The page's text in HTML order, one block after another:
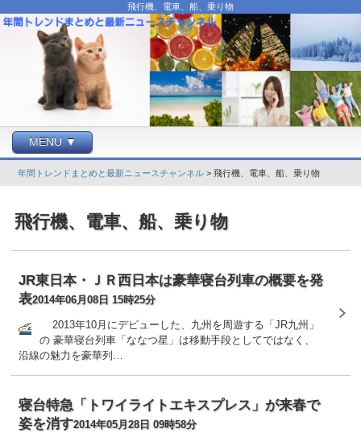
飛行機、電車、船、乗り物
MENU ▼
年間トレンドまとめと最新ニュースチャンネル > 飛行機、電車、船、乗り物
飛行機、電車、船、乗り物
JR東日本・ＪＲ西日本は豪華寝台列車の概要を発
表2014年06月08日 15時25分
2013年10月にデビューした、九州を周遊する「JR九州」
の 豪華寝台列車「ななつ星」は移動手段としてではなく、
沿線の魅力を豪華列…
寝台特急「トワイライトエキスプレス」が来春で
姿を消す2014年05月28日 09時58分